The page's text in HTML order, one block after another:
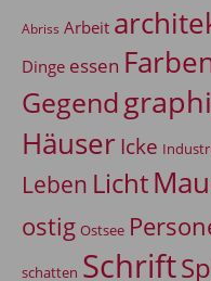
Abriss Arbeit
Dinge essen
Gegend
Häuser Icke
Leben Licht
ostig Ostsee
schatten Schrift